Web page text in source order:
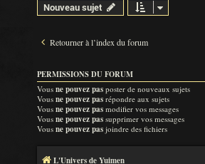
Nouveau sujet
Retourner à l’index du forum
PERMISSIONS DU FORUM
Vous ne pouvez pas poster de nouveaux sujets
Vous ne pouvez pas répondre aux sujets
Vous ne pouvez pas modifier vos messages
Vous ne pouvez pas supprimer vos messages
Vous ne pouvez pas joindre des fichiers
L'Univers de Yuimen